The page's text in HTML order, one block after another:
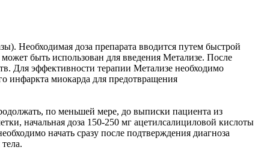
Необходимая доза препарата вводится путем быстрой
быть использован для введения Метализе. После
Для эффективности терапии Метализе необходимо
инфаркта миокарда для предотвращения
по меньшей мере, до выписки пациента из
начальная доза 150-250 мг ацетилсалициловой кислоты
начать сразу после подтверждения диагноза